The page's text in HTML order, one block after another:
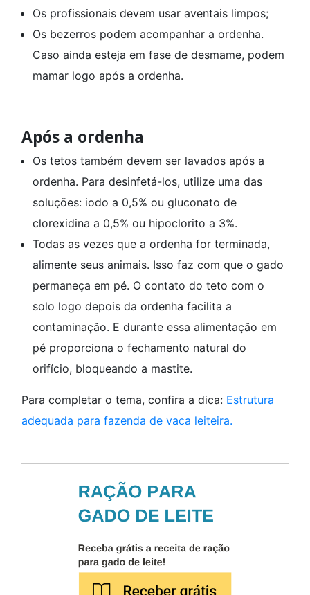
Os profissionais devem usar aventais limpos;
Os bezerros podem acompanhar a ordenha.
Caso ainda esteja em fase de desmame, podem
mamar logo após a ordenha.
Após a ordenha
Os tetos também devem ser lavados após a
ordenha. Para desinfetá-los, utilize uma das
soluções: iodo a 0,5% ou gluconato de
clorexidina a 0,5% ou hipoclorito a 3%.
Todas as vezes que a ordenha for terminada,
alimente seus animais. Isso faz com que o gado
permaneça em pé. O contato do teto com o
solo logo depois da ordenha facilita a
contaminação. E durante essa alimentação em
pé proporciona o fechamento natural do
orifício, bloqueando a mastite.
Para completar o tema, confira a dica: Estrutura
adequada para fazenda de vaca leiteira.